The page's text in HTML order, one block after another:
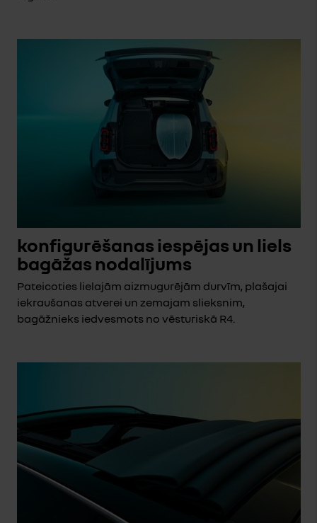
konfigurēšanas iespējas un liels
bagāžas nodalījums
Pateicoties lielajām aizmugurējām durvīm, plašajai
iekraušanas atverei un zemajam slieksnim,
bagāžnieks iedvesmots no vēsturiskā R4.